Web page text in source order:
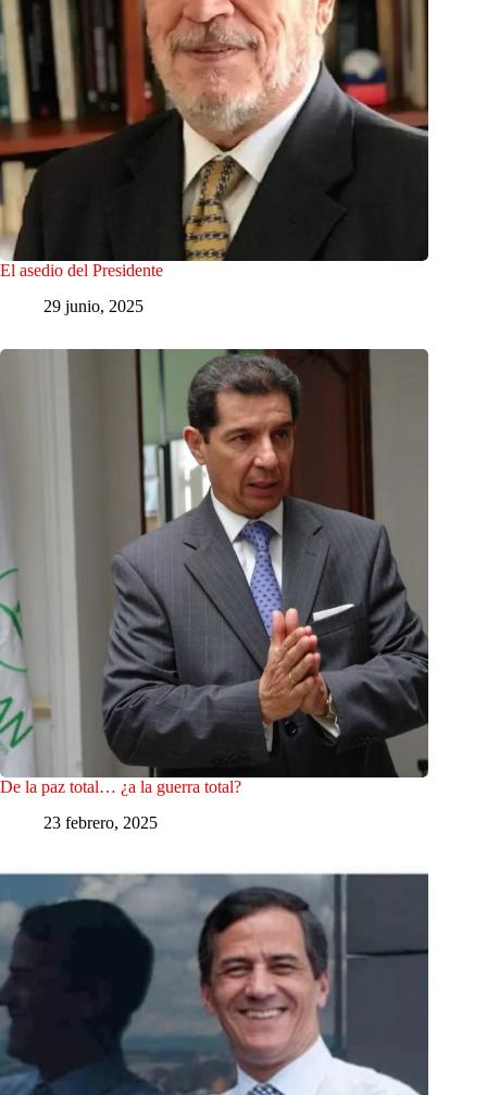
El asedio del Presidente
29 junio, 2025
De la paz total… ¿a la guerra total?
23 febrero, 2025